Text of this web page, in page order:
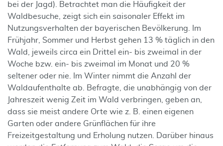
bei der Jagd). Betrachtet man die Häufigkeit der
Waldbesuche, zeigt sich ein saisonaler Effekt im
Nutzungsverhalten der bayerischen Bevölkerung. Im
Frühjahr, Sommer und Herbst gehen 13 % täglich in den
Wald, jeweils circa ein Drittel ein- bis zweimal in der
Woche bzw. ein- bis zweimal im Monat und 20 %
seltener oder nie. Im Winter nimmt die Anzahl der
Waldaufenthalte ab. Befragte, die unabhängig von der
Jahreszeit wenig Zeit im Wald verbringen, geben an,
dass sie meist andere Orte wie z. B. einen eigenen
Garten oder andere Grünflächen für ihre
Freizeitgestaltung und Erholung nutzen. Darüber hinaus